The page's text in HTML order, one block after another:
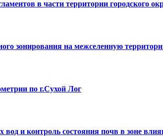
в части территории городского
зонирования на межселенную
по г.Сухой Лог
и контроль состояния почв в зоне